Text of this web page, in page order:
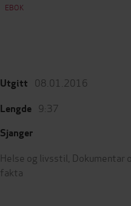
EBOK
Utgitt 08.01.2016
Lengde 9:37
Sjanger
Helse og livsstil Dokumentar
fakta